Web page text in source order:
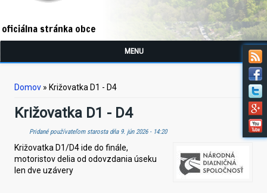
oficiálna stránka obce
MENU
Nachádzate sa tu
Domov » Križovatka D1 - D4
Križovatka D1 - D4
Pridané používateľom starostadňa 9. jún 2026 - 14:20
Križovatka D1/D4 ide do finále,
motoristov delia od odovzdania úseku
len dve uzávery